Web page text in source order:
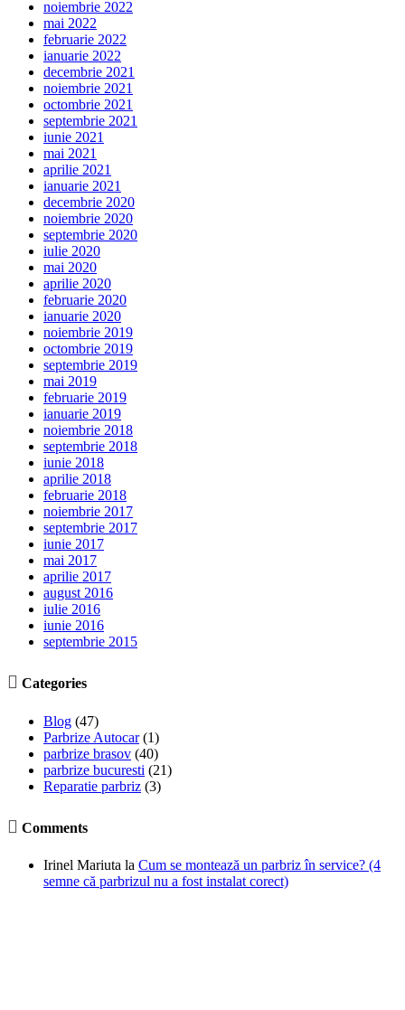
noiembrie 2022
mai 2022
februarie 2022
ianuarie 2022
decembrie 2021
noiembrie 2021
octombrie 2021
septembrie 2021
iunie 2021
mai 2021
aprilie 2021
ianuarie 2021
decembrie 2020
noiembrie 2020
septembrie 2020
iulie 2020
mai 2020
aprilie 2020
februarie 2020
ianuarie 2020
noiembrie 2019
octombrie 2019
septembrie 2019
mai 2019
februarie 2019
ianuarie 2019
noiembrie 2018
septembrie 2018
iunie 2018
aprilie 2018
februarie 2018
noiembrie 2017
septembrie 2017
iunie 2017
mai 2017
aprilie 2017
august 2016
iulie 2016
iunie 2016
septembrie 2015
 Categories
Blog (47)
Parbrize Autocar(1)
parbrize brasov (40)
parbrize bucuresti (21)
Reparatie parbriz (3)
 Comments
Irinel Mariuta la Cum se montează un parbriz în service? (4
semne că parbrizul nu a fost instalat corect)